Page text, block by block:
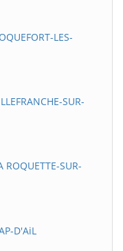
LES-
SUR-
SUR-
D'AiL